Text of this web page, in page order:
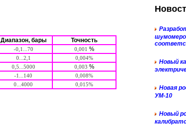
Диапазон, бары
Точность
-0,1...70 0,001 %
0...2,1 0,004%
0,5...5000 0,003 %
-1...140 0,008%
0...4000 0,015%
Новый к
Новая
УМ-10
Новый